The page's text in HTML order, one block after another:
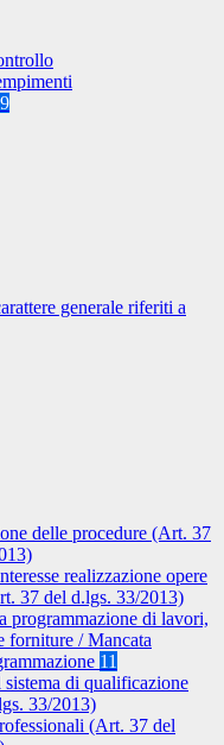
generale riferiti a
delle procedure (Art. 37
realizzazione opere
37 del d.lgs. 33/2013)
programmazione di lavori,
forniture / Mancata
11
di qualificazione
33/2013)
(Art. 37 del